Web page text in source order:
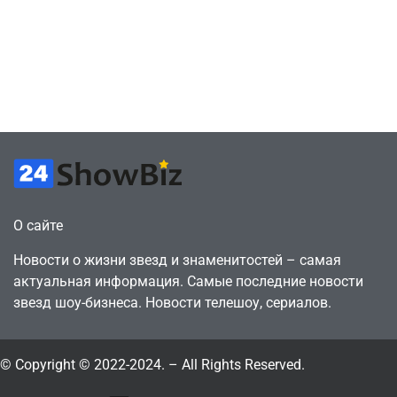
О сайте
Новости о жизни звезд и знаменитостей – самая
актуальная информация. Самые последние новости
звезд шоу-бизнеса. Новости телешоу, сериалов.
© Copyright © 2022-2024. – All Rights Reserved.